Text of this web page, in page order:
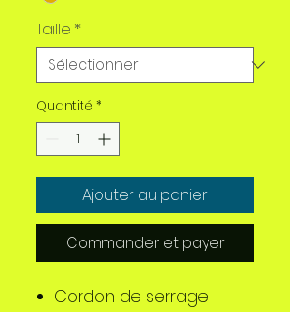
Taille *
Quantité *
Ajouter au panier
Commander et payer
Cordon de serrage